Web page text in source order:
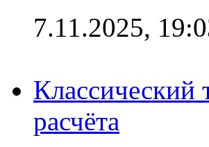
7.11.2025,
Классический
расчёта